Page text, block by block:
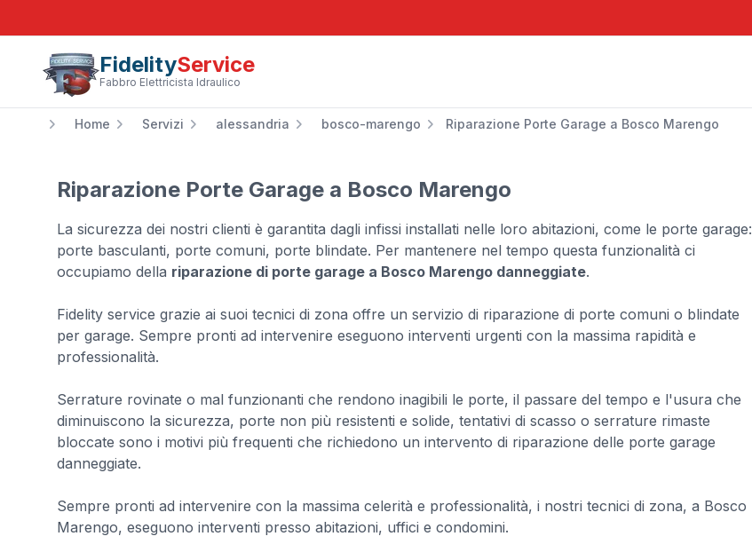
FidelityService
Fabbro Elettricista Idraulico
Home Servizi alessandria bosco-marengo Riparazione Porte Garage a Bosco Marengo
Riparazione Porte Garage a Bosco Marengo
La sicurezza dei nostri clienti è garantita dagli infissi installati nelle loro abitazioni, come le porte garage:
porte basculanti, porte comuni, porte blindate. Per mantenere nel tempo questa funzionalità ci
occupiamo della riparazione di porte garage a Bosco Marengo danneggiate.
Fidelity service grazie ai suoi tecnici di zona offre un servizio di riparazione di porte comuni o blindate
per garage. Sempre pronti ad intervenire eseguono interventi urgenti con la massima rapidità e
professionalità.
Serrature rovinate o mal funzionanti che rendono inagibili le porte, il passare del tempo e l'usura che
diminuiscono la sicurezza, porte non più resistenti e solide, tentativi di scasso o serrature rimaste
bloccate sono i motivi più frequenti che richiedono un intervento di riparazione delle porte garage
danneggiate.
Sempre pronti ad intervenire con la massima celerità e professionalità, i nostri tecnici di zona, a Bosco
Marengo, eseguono interventi presso abitazioni, uffici e condomini.